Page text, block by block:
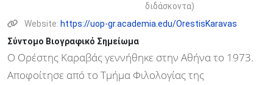
διδάσκοντα)
Website: https://uop-gr.academia.edu/OrestisKaravas
Σύντομο Βιογραφικό Σημείωμα
Ο Ορέστης Καραβάς γεννήθηκε στην Αθήνα το 1973.
Αποφοίτησε από το Τμήμα Φιλολογίας της